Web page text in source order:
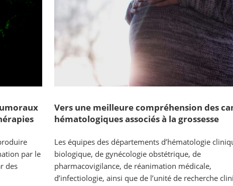
par le
des
Vers une meilleure compréhension des
hématologiques associés à la grossesse
Les équipes des départements d’hématologie
biologique, de gynécologie obstétrique, de
pharmacovigilance, de réanimation médicale,
d’infectiologie, ainsi que de l’unité de recherche